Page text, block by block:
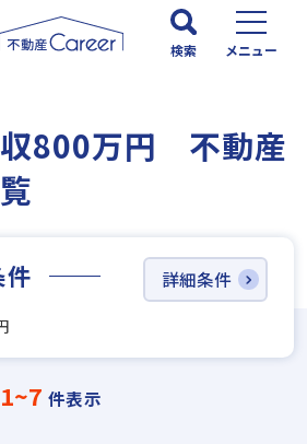
検索 メニュー
800万円 不動産
詳細条件
1~7 件表示